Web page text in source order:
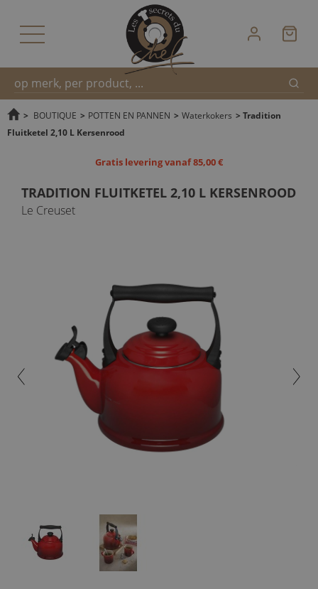
Snel
> BOUTIQUE > POTTEN EN PANNEN > Waterkokers > Tradition
Fluitketel 2,10 L Kersenrood
Gratis levering vanaf 85,00 €
TRADITION FLUITKETEL 2,10 L KERSENROOD
Le Creuset